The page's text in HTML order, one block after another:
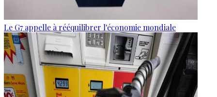
Le G7 appelle à rééquilibrer l'économie mondiale